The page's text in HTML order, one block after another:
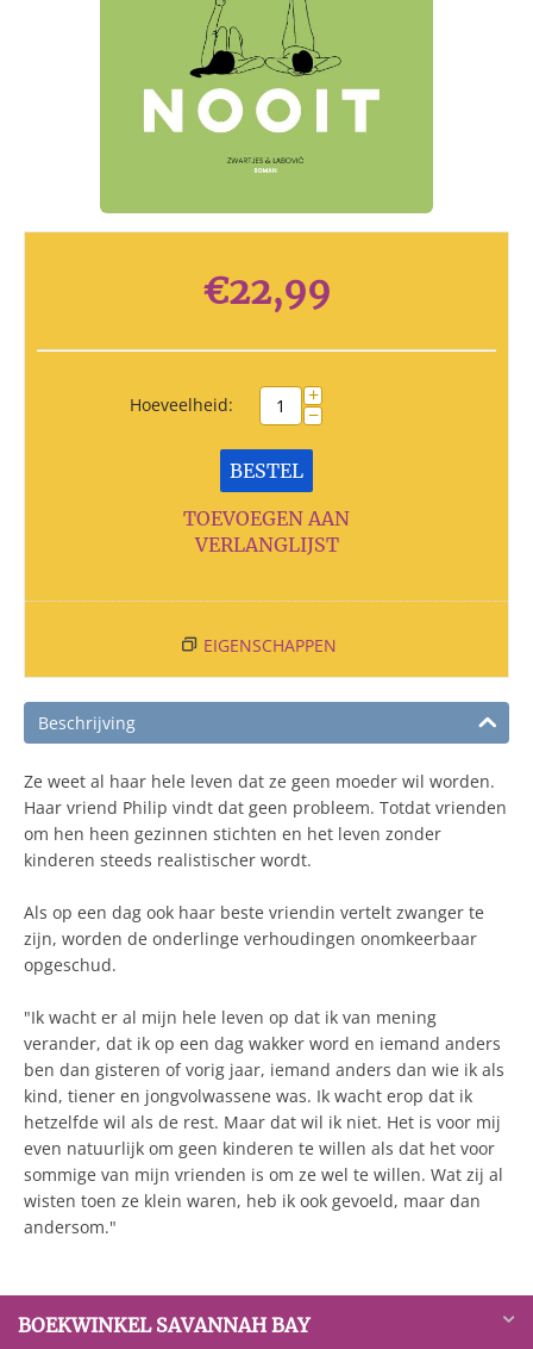
€22,99
Hoeveelheid: +
−
BESTEL
TOEVOEGEN AAN
VERLANGLIJST
EIGENSCHAPPEN
Beschrijving
Ze weet al haar hele leven dat ze geen moeder wil worden.
Haar vriend Philip vindt dat geen probleem. Totdat vrienden
om hen heen gezinnen stichten en het leven zonder
kinderen steeds realistischer wordt.
Als op een dag ook haar beste vriendin vertelt zwanger te
zijn, worden de onderlinge verhoudingen onomkeerbaar
opgeschud.
"Ik wacht er al mijn hele leven op dat ik van mening
verander, dat ik op een dag wakker word en iemand anders
ben dan gisteren of vorig jaar, iemand anders dan wie ik als
kind, tiener en jongvolwassene was. Ik wacht erop dat ik
hetzelfde wil als de rest. Maar dat wil ik niet. Het is voor mij
even natuurlijk om geen kinderen te willen als dat het voor
sommige van mijn vrienden is om ze wel te willen. Wat zij al
wisten toen ze klein waren, heb ik ook gevoeld, maar dan
andersom."
BOEKWINKEL SAVANNAH BAY